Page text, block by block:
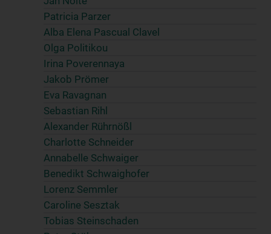
Patricia Parzer
Alba Elena Pascual Clavel
Olga Politikou
Irina Poverennaya
Jakob Prömer
Eva Ravagnan
Sebastian Rihl
Alexander Rührnößl
Charlotte Schneider
Annabelle Schwaiger
Benedikt Schwaighofer
Lorenz Semmler
Caroline Sesztak
Tobias Steinschaden